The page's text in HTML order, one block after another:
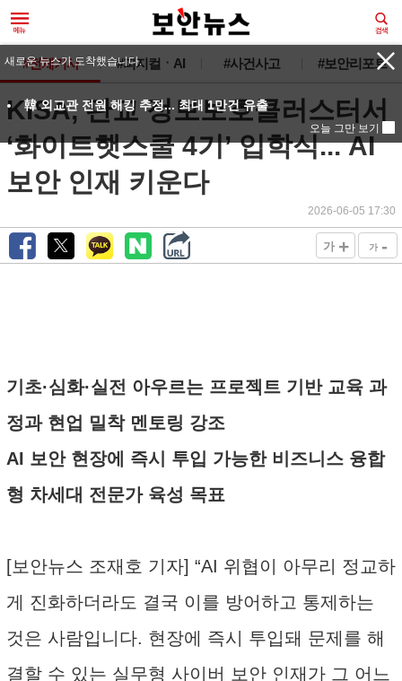
#전체기사 #피지컬ㆍAI #사건사고 #보안리포트
KISA, 판교 정보보호클러스터서
‘화이트햇스쿨 4기’ 입학식... AI
보안 인재 키운다
2026-06-05 17:30
가 + 가 -
기초·심화·실전 아우르는 프로젝트 기반 교육 과
정과 현업 밀착 멘토링 강조
AI 보안 현장에 즉시 투입 가능한 비즈니스 융합
형 차세대 전문가 육성 목표
[보안뉴스 조재호 기자] “AI 위협이 아무리 정교하
게 진화하더라도 결국 이를 방어하고 통제하는
것은 사람입니다. 현장에 즉시 투입돼 문제를 해
결할 수 있는 실무형 사이버 보안 인재가 그 어느
새로운 뉴스가 도착했습니다.
韓 외교관 전원 해킹 추정... 최대 1만건 유출
오늘 그만 보기